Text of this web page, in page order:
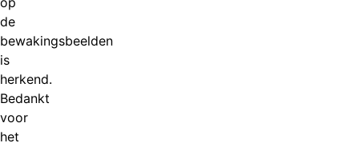
de
bewakingsbeelden
is
herkend.
Bedankt
voor
het